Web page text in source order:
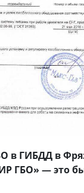
в ГИБДД в
ГБО» — это